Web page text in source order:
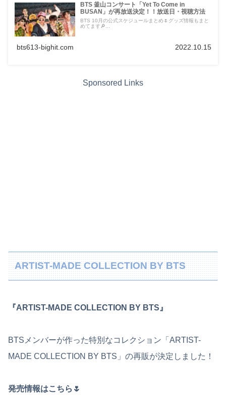
BTS 釜山コンサート「Yet To Come in
BUSAN」が再放送決定！！放送日・視聴方法
BTS 10月の公式スケジュールまとめ🌷グッズ情報もまと
めてます🔎...
bts613-bighit.com 2022.10.15
Sponsored Links
ARTIST-MADE COLLECTION BY BTS
『ARTIST-MADE COLLECTION BY BTS』
BTSメンバーが作った特別なコレクション「ARTIST-
MADE COLLECTION BY BTS」の再販が決定しました！
発売情報はこちら🌷